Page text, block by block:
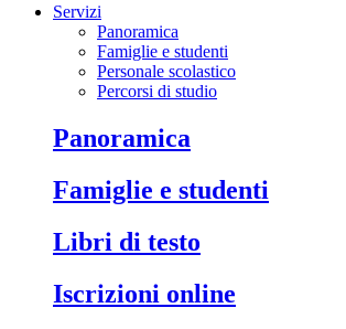
Servizi
Panoramica
Famiglie e studenti
Personale scolastico
Percorsi di studio
panoramica
famiglie e studenti
libri di testo
iscrizioni online